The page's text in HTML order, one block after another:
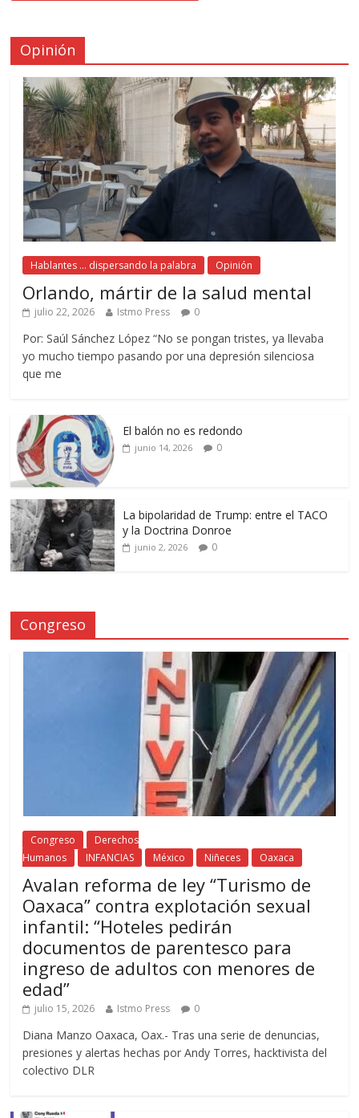
Opinión
Hablantes ... dispersando la palabra Opinión
Orlando, mártir de la salud mental
julio 22, 2026 Istmo Press 0
Por: Saúl Sánchez López “No se pongan tristes, ya llevaba
yo mucho tiempo pasando por una depresión silenciosa
que me
El balón no es redondo
junio 14, 2026 0
La bipolaridad de Trump: entre el TACO
y la Doctrina Donroe
junio 2, 2026 0
Congreso
Congreso
Derechos
Humanos
INFANCIAS México Niñeces Oaxaca
Avalan reforma de ley “Turismo de
Oaxaca” contra explotación sexual
infantil: “Hoteles pedirán
documentos de parentesco para
ingreso de adultos con menores de
edad”
julio 15, 2026 Istmo Press 0
Diana Manzo Oaxaca, Oax.- Tras una serie de denuncias,
presiones y alertas hechas por Andy Torres, hacktivista del
colectivo DLR